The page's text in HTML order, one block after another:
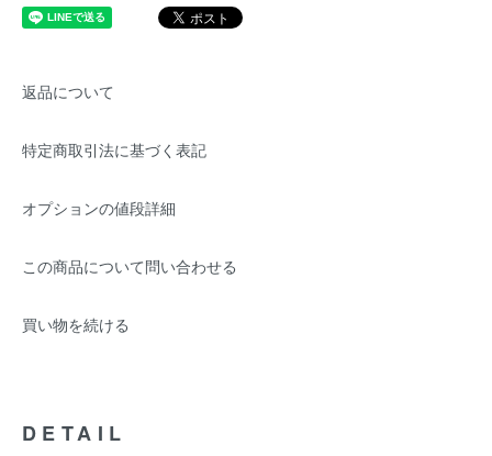
返品について
特定商取引法に基づく表記
オプションの値段詳細
この商品について問い合わせる
買い物を続ける
DETAIL